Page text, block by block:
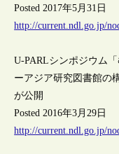
Posted 2017年5月31日
http://current.ndl.go.jp/
U-PARLシンポジウム
ーアジア研究図書館の
が公開
Posted 2016年3月29日
http://current.ndl.go.jp/